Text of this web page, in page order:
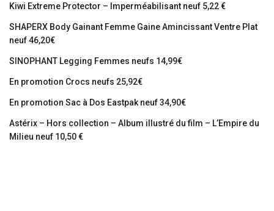
Kiwi Extreme Protector – Imperméabilisant neuf 5,22 €
SHAPERX Body Gainant Femme Gaine Amincissant Ventre Plat
neuf 46,20€
SINOPHANT Legging Femmes neufs 14,99€
En promotion Crocs neufs 25,92€
En promotion Sac à Dos Eastpak neuf 34,90€
Astérix – Hors collection – Album illustré du film – L’Empire du
Milieu neuf 10,50 €